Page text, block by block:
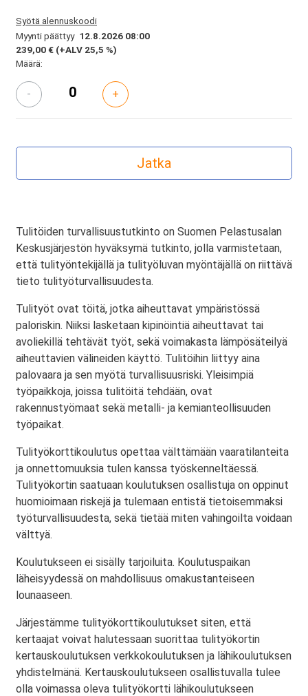
Syötä alennuskoodi
Myynti päättyy 12.8.2026 08:00
239,00 € (+ALV 25,5 %)
Määrä:
- +
Tulitöiden turvallisuustutkinto on Suomen Pelastusalan
Keskusjärjestön hyväksymä tutkinto, jolla varmistetaan,
että tulityöntekijällä ja tulityöluvan myöntäjällä on riittävä
tieto tulityöturvallisuudesta.
Tulityöt ovat töitä, jotka aiheuttavat ympäristössä
paloriskin. Niiksi lasketaan kipinöintiä aiheuttavat tai
avoliekillä tehtävät työt, sekä voimakasta lämpösäteilyä
aiheuttavien välineiden käyttö. Tulitöihin liittyy aina
palovaara ja sen myötä turvallisuusriski. Yleisimpiä
työpaikkoja, joissa tulitöitä tehdään, ovat
rakennustyömaat sekä metalli- ja kemianteollisuuden
työpaikat.
Tulityökorttikoulutus opettaa välttämään vaaratilanteita
ja onnettomuuksia tulen kanssa työskenneltäessä.
Tulityökortin saatuaan koulutuksen osallistuja on oppinut
huomioimaan riskejä ja tulemaan entistä tietoisemmaksi
työturvallisuudesta, sekä tietää miten vahingoilta voidaan
välttyä.
Koulutukseen ei sisälly tarjoiluita. Koulutuspaikan
läheisyydessä on mahdollisuus omakustanteiseen
lounaaseen.
Järjestämme tulityökorttikoulutukset siten, että
kertaajat voivat halutessaan suorittaa tulityökortin
kertauskoulutuksen verkkokoulutuksen ja lähikoulutuksen
yhdistelmänä. Kertauskoulutukseen osallistuvalla tulee
olla voimassa oleva tulityökortti lähikoulutukseen